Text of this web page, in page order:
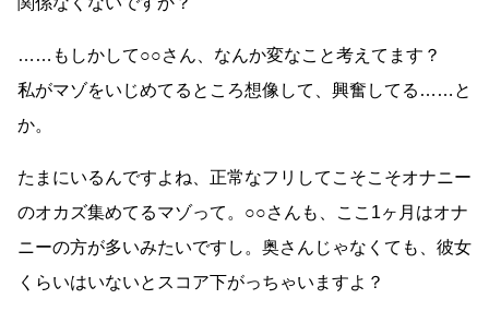
……もしかして○○さん、なんか変なこと考えてます？
私がマゾをいじめてるところ想像して、興奮してる……と
か。
たまにいるんですよね、正常なフリしてこそこそオナニー
のオカズ集めてるマゾって。○○さんも、ここ1ヶ月はオナ
ニーの方が多いみたいですし。奥さんじゃなくても、彼女
くらいはいないとスコア下がっちゃいますよ？